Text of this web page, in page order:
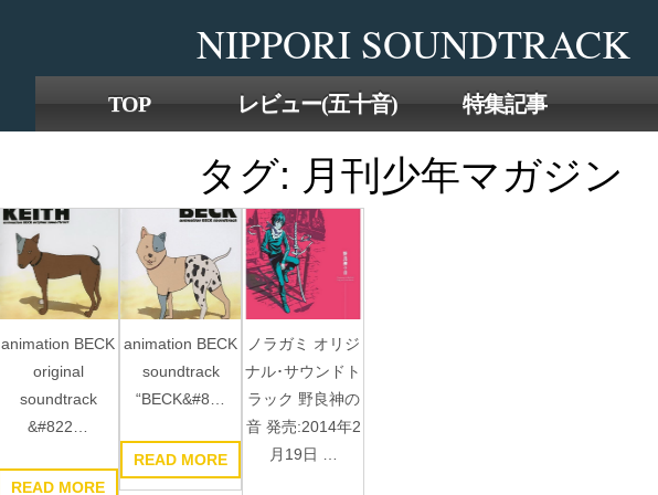
to
the
content
NIPPORI SOUNDTRACK
TOP レビュー(五十音) 特集記事
タグ: 月刊少年マガジン
animation BECK
original
soundtrack
&#822…
READ MORE
animation BECK
soundtrack
“BECK&#8…
READ MORE
ノラガミ オリジ
ナル･サウンドト
ラック 野良神の
音 発売:2014年2
月19日 …